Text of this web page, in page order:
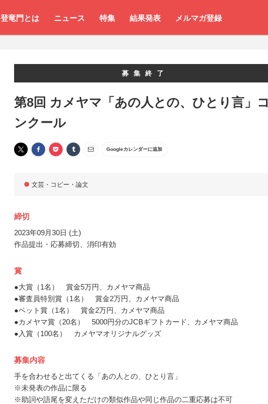
登竜門とは ニュース 特集 結果発表 メルマガ登録
募集終了
第8回 カメヤマ「あの人との、ひとり言」コ
ンクール
Googleカレンダーに追加
文芸・コピー・論文
締切
2023年09月30日 (土)
作品提出・応募締切、消印有効
賞
●大賞（1名） 賞金5万円、カメヤマ商品
●審査員特別賞（1名） 賞金2万円、カメヤマ商品
●ペット賞（1名） 賞金2万円、カメヤマ商品
●カメヤマ賞（20名） 5000円分のJCBギフトカード、カメヤマ商品
●入賞（100名） カメヤマオリジナルグッズ
募集内容
手を合わせると出てくる「あの人との、ひとり言」
※未発表の作品に限る
※助詞や語尾を変えただけの類似作品や同じ作品の二重応募は不可